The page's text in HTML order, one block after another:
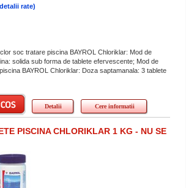
rate)
soc tratare piscina BAYROL Chloriklar: Mod de
solida sub forma de tablete efervescente; Mod de
BAYROL Chloriklar: Doza saptamanala: 3 tablete
Detalii Cere informatii
PISCINA CHLORIKLAR 1 KG - NU SE